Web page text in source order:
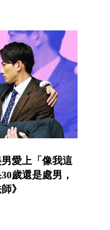
愛上「像我這
歲還是處男，
》